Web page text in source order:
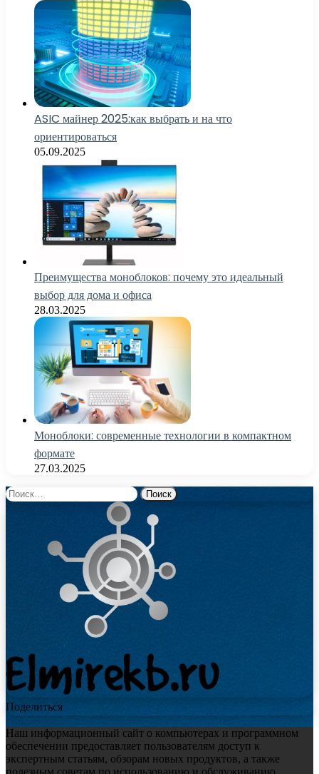
ASIC майнер 2025:как выбрать и на что
ориентироваться
05.09.2025
Преимущества моноблоков: почему это идеальный
выбор для дома и офиса
28.03.2025
Моноблоки: современные технологии в компактном
формате
27.03.2025
Найти:
Поделиться
Наш информационный сайт о компьютерах и программном
обеспечении предоставляет пользователям доступ к
экспертным статьям, обзорам новых продуктов, а также
полезным советам по использованию и обслуживанию